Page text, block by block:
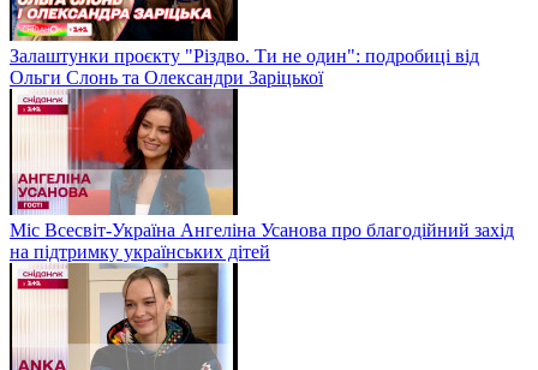
Залаштунки проєкту "Різдво. Ти не один": подробиці від
Ольги Слонь та Олександри Заріцької
Міс Всесвіт-Україна Ангеліна Усанова про благодійний захід
на підтримку українських дітей